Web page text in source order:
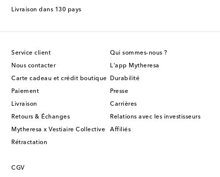
Livraison dans 130 pays
Service client
Nous contacter
Carte cadeau et crédit boutique
Paiement
Livraison
Retours & Échanges
Mytheresa x Vestiaire Collective
Rétractation
Qui sommes-nous ?
L'app Mytheresa
Durabilité
Presse
Carrières
Relations avec les investisseurs
Affiliés
CGV